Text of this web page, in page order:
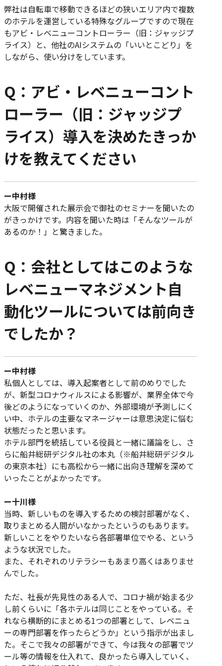
弊社は自転車で移動できるほどの狭いエリア内で複数
のホテルを運営している特殊なグループですので現在
もアビ・レベニューコントローラー（旧：ジャッジプ
ライス）と、他社のAIシステムの「いいとこどり」を
しながら、使い分けをしています。
Q：アビ・レベニューコント
ローラー（旧：ジャッジプ
ライス）導入を決めたきっか
けを教えてください
ー中村様
大阪で開催された展示会で御社のセミナーを聞いたの
がきっかけです。内容を聞いた時は「そんなツールが
あるのか！」と驚きました。
Q：会社としてはこのような
レベニューマネジメント自
動化ツールについては前向き
でしたか？
ー中村様
私個人としては、導入起案者として前のめりでした
が、新型コロナウィルスによる影響が、業界全体で今
後どのようになっていくのか、外部環境が予測しにく
い中、ホテルの主要なマネージャーは意思決定に悩む
状態だったと思います。
ホテル部門を統括している役員と一緒に議論をし、さ
らに船井総研デジタル社の本丸（※船井総研デジタル
の東京本社）にも高松から一緒に出向き理解を深めて
いったことがよかったです。
ー十川様
当時、新しいものを導入するための検討部署がなく、
取りまとめる人間がいなかったというのもあります。
新しいことをやりたいなら各部署単位でやる、という
ような状況でした。
また、それぞれのリテラシーもあまり高くはありませ
んでした。
ただ、社長が先見性のある人で、コロナ禍が始まる少
し前くらいに「各ホテルは同じことをやっている。そ
れなら横断的にまとめる1つの部署として、レベニュ
ーの専門部署を作ったらどうか」という指示が出まし
た。そこで我々の部署ができて、今は我々の部署でツ
ール等の情報を仕入れて、良かったら導入していく、